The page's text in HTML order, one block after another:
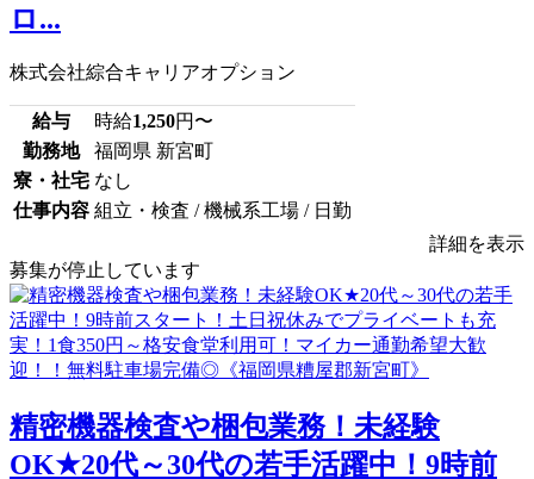
ロ...
株式会社綜合キャリアオプション
給与 時給1,250円〜
勤務地
福岡県 新宮町
寮・社宅 なし
仕事内容 組立・検査 / 機械系工場 / 日勤
詳細を表示
募集が停止しています
精密機器検査や梱包業務！未経験
OK★20代～30代の若手活躍中！9時前